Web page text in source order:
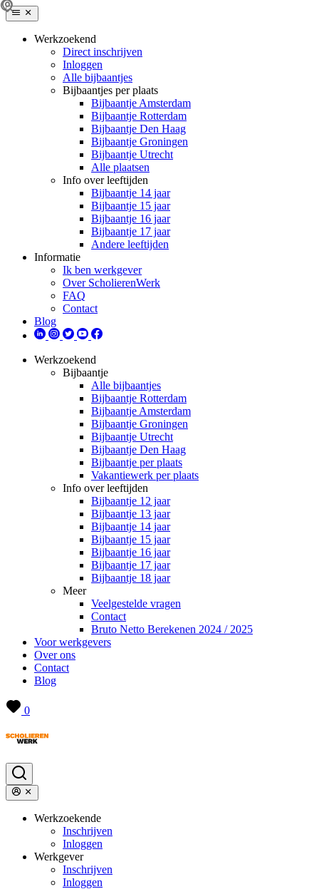
Werkzoekend
Direct inschrijven
Inloggen
Alle bijbaantjes
Bijbaantjes per plaats
Bijbaantje Amsterdam
Bijbaantje Rotterdam
Bijbaantje Den Haag
Bijbaantje Groningen
Bijbaantje Utrecht
Alle plaatsen
Info over leeftijden
Bijbaantje 14 jaar
Bijbaantje 15 jaar
Bijbaantje 16 jaar
Bijbaantje 17 jaar
Andere leeftijden
Informatie
Ik ben werkgever
Over ScholierenWerk
FAQ
Contact
Blog
Werkzoekend
Bijbaantje
Alle bijbaantjes
Bijbaantje Rotterdam
Bijbaantje Amsterdam
Bijbaantje Groningen
Bijbaantje Utrecht
Bijbaantje Den Haag
Bijbaantje per plaats
Vakantiewerk per plaats
Info over leeftijden
Bijbaantje 12 jaar
Bijbaantje 13 jaar
Bijbaantje 14 jaar
Bijbaantje 15 jaar
Bijbaantje 16 jaar
Bijbaantje 17 jaar
Bijbaantje 18 jaar
Meer
Veelgestelde vragen
Contact
Bruto Netto Berekenen 2024 / 2025
Voor werkgevers
Over ons
Contact
Blog
0
Werkzoekende
Inschrijven
Inloggen
Werkgever
Inschrijven
Inloggen